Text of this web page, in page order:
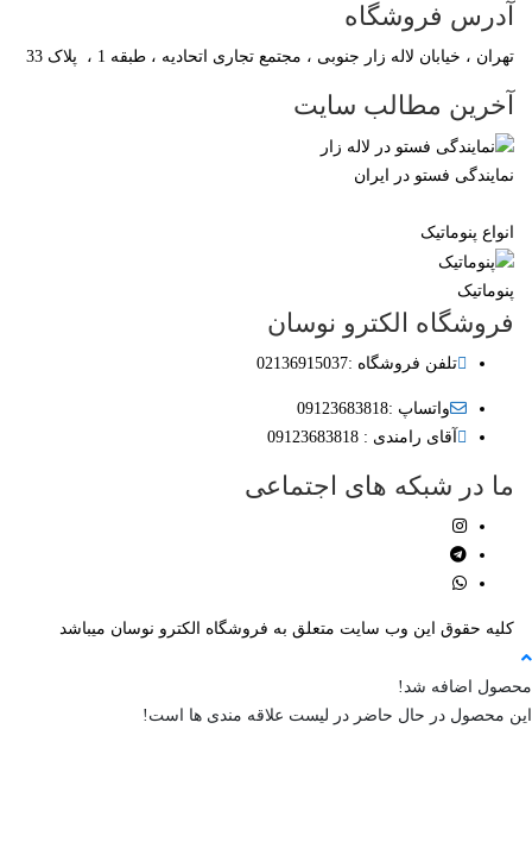
فروشگاه
، خیابان لاله زار جنوبی ، مجتمع تجاری اتحادیه ، طبقه 1 ، پلاک 33
مطالب سایت
فستو در ایران
پنوماتیک
الکترو نوسان
تلفن فروشگاه :02136915037
واتساپ :09123683818
آقای رامندی : 09123683818
در شبکه های اجتماعی
حقوق این وب سایت متعلق به فروشگاه الکترو نوسان میباشد
اضافه شد!
محصول در حال حاضر در لیست علاقه مندی ها است!